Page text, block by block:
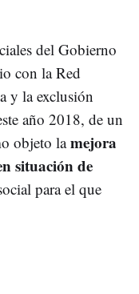
del Gobierno
con la Red
y la exclusión
año 2018, de un
objeto lamejora
situación de
para el que